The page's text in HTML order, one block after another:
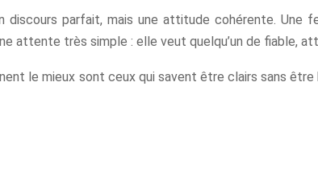
discours parfait, mais une attitude cohérente. Une
attente très simple : elle veut quelqu’un de fiable,
le mieux sont ceux qui savent être clairs sans être